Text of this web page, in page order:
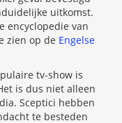
uitkomst.
encyclopedie van
zien op de Engelse
tv-show is
is dus niet alleen
Sceptici hebben
te besteden